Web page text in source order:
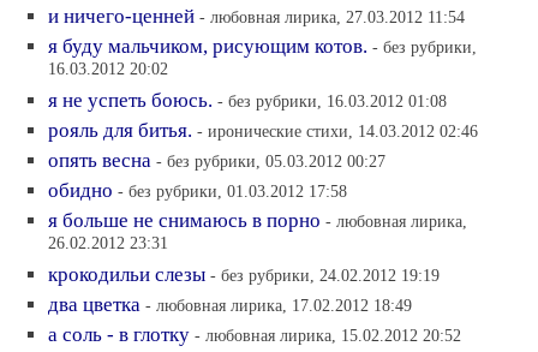
и ничего-ценней - любовная лирика, 27.03.2012 11:54
я буду мальчиком, рисующим котов. - без рубрики,
16.03.2012 20:02
я не успеть боюсь. - без рубрики, 16.03.2012 01:08
рояль для битья. - иронические стихи, 14.03.2012 02:46
опять весна - без рубрики, 05.03.2012 00:27
обидно - без рубрики, 01.03.2012 17:58
я больше не снимаюсь в порно - любовная лирика,
26.02.2012 23:31
крокодильи слезы - без рубрики, 24.02.2012 19:19
два цветка - любовная лирика, 17.02.2012 18:49
а соль - в глотку - любовная лирика, 15.02.2012 20:52